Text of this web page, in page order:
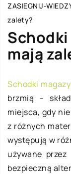
ZASIEGNIJ-
zalety?
Schodki
mają
Schodki
brzmią –
miejsca, gdy
z różnych
występują w
używane
bezpieczną